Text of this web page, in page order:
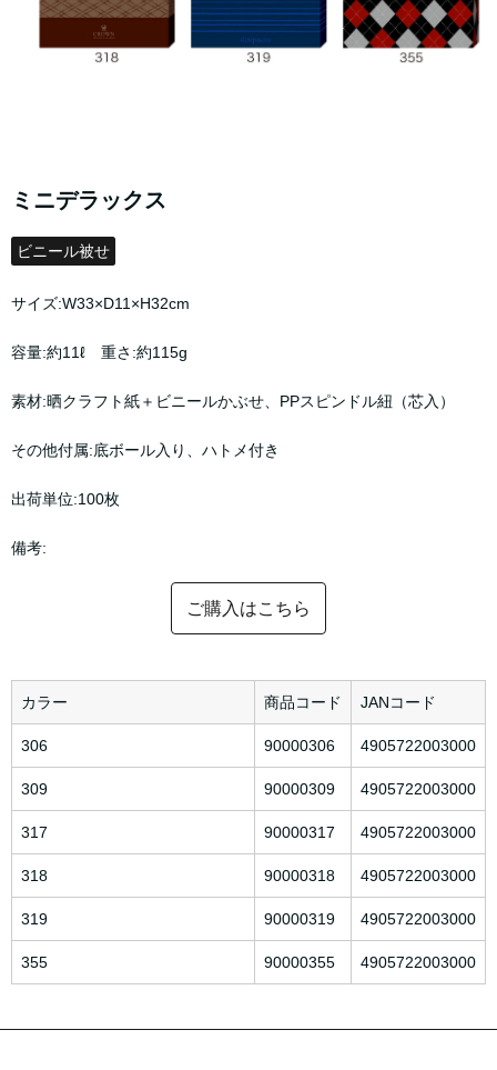
ミニデラックス
ビニール被せ
サイズ:W33×D11×H32cm
容量:約11ℓ 重さ:約115g
素材:晒クラフト紙＋ビニールかぶせ、PPスピンドル紐（芯入）
その他付属:底ボール入り、ハトメ付き
出荷単位:100枚
備考:
ご購入はこちら
カラー 商品コード JANコード
306 90000306 4905722003000
309 90000309 4905722003000
317 90000317 4905722003000
318 90000318 4905722003000
319 90000319 4905722003000
355 90000355 4905722003000